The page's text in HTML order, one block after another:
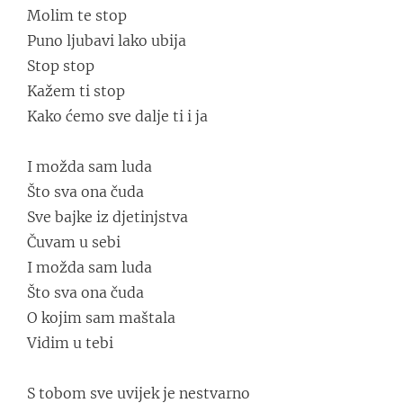
Molim te stop
Puno ljubavi lako ubija
Stop stop
Kažem ti stop
Kako ćemo sve dalje ti i ja
I možda sam luda
Što sva ona čuda
Sve bajke iz djetinjstva
Čuvam u sebi
I možda sam luda
Što sva ona čuda
O kojim sam maštala
Vidim u tebi
S tobom sve uvijek je nestvarno